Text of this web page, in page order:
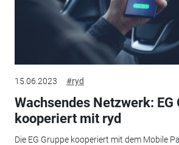
15.06.2023 #ryd
Wachsendes Netzwerk: EG
kooperiert mit ryd
Die EG Gruppe kooperiert mit dem Mobile